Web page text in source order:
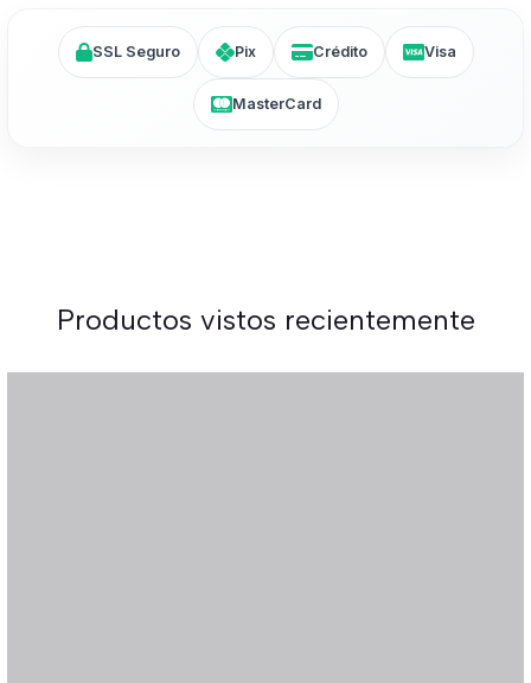
SSL Seguro Pix Crédito Visa
MasterCard
Productos vistos recientemente